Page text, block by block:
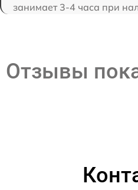
занимает 3-4 часа при
Отзывы